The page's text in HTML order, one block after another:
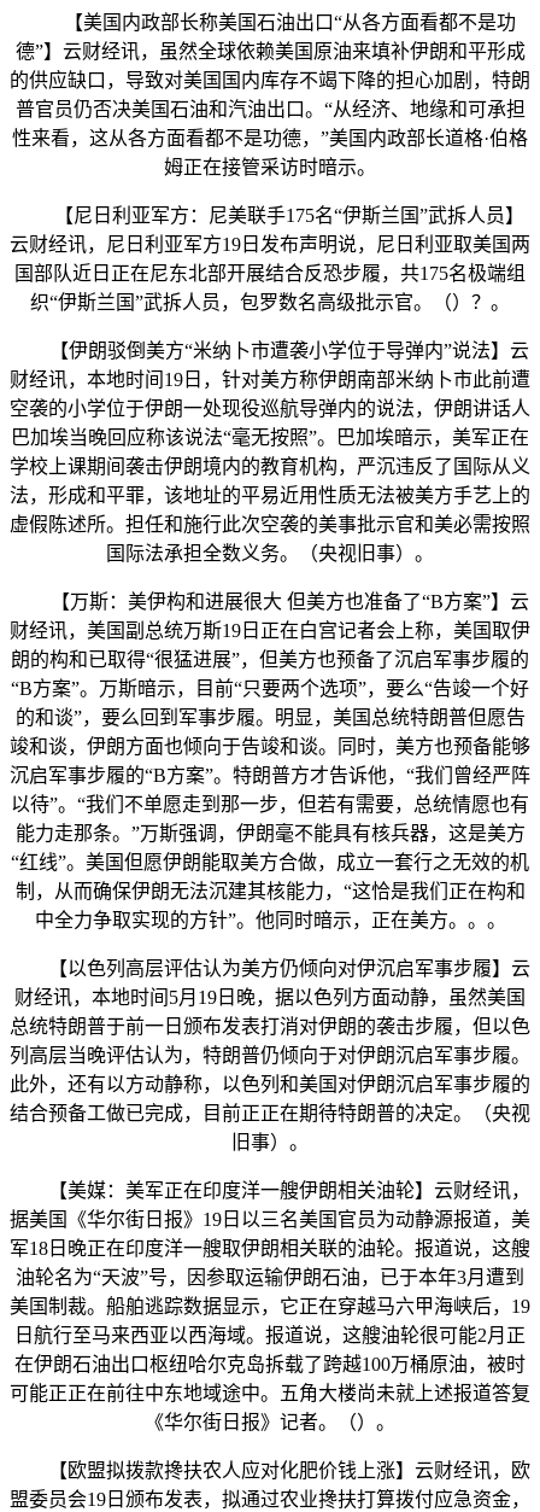
【美国内政部长称美国石油出口“从各方面看都不是功
德”】云财经讯，虽然全球依赖美国原油来填补伊朗和平形成
的供应缺口，导致对美国国内库存不竭下降的担心加剧，特朗
普官员仍否决美国石油和汽油出口。“从经济、地缘和可承担
性来看，这从各方面看都不是功德，”美国内政部长道格·伯格
姆正在接管采访时暗示。
【尼日利亚军方：尼美联手175名“伊斯兰国”武拆人员】
云财经讯，尼日利亚军方19日发布声明说，尼日利亚取美国两
国部队近日正在尼东北部开展结合反恐步履，共175名极端组
织“伊斯兰国”武拆人员，包罗数名高级批示官。（）？。
【伊朗驳倒美方“米纳卜市遭袭小学位于导弹内”说法】云
财经讯，本地时间19日，针对美方称伊朗南部米纳卜市此前遭
空袭的小学位于伊朗一处现役巡航导弹内的说法，伊朗讲话人
巴加埃当晚回应称该说法“毫无按照”。巴加埃暗示，美军正在
学校上课期间袭击伊朗境内的教育机构，严沉违反了国际从义
法，形成和平罪，该地址的平易近用性质无法被美方手艺上的
虚假陈述所。担任和施行此次空袭的美事批示官和美必需按照
国际法承担全数义务。（央视旧事）。
【万斯：美伊构和进展很大 但美方也准备了“B方案”】云
财经讯，美国副总统万斯19日正在白宫记者会上称，美国取伊
朗的构和已取得“很猛进展”，但美方也预备了沉启军事步履的
“B方案”。万斯暗示，目前“只要两个选项”，要么“告竣一个好
的和谈”，要么回到军事步履。明显，美国总统特朗普但愿告
竣和谈，伊朗方面也倾向于告竣和谈。同时，美方也预备能够
沉启军事步履的“B方案”。特朗普方才告诉他，“我们曾经严阵
以待”。“我们不单愿走到那一步，但若有需要，总统情愿也有
能力走那条。”万斯强调，伊朗毫不能具有核兵器，这是美方
“红线”。美国但愿伊朗能取美方合做，成立一套行之无效的机
制，从而确保伊朗无法沉建其核能力，“这恰是我们正在构和
中全力争取实现的方针”。他同时暗示，正在美方。。。
【以色列高层评估认为美方仍倾向对伊沉启军事步履】云
财经讯，本地时间5月19日晚，据以色列方面动静，虽然美国
总统特朗普于前一日颁布发表打消对伊朗的袭击步履，但以色
列高层当晚评估认为，特朗普仍倾向于对伊朗沉启军事步履。
此外，还有以方动静称，以色列和美国对伊朗沉启军事步履的
结合预备工做已完成，目前正正在期待特朗普的决定。（央视
旧事）。
【美媒：美军正在印度洋一艘伊朗相关油轮】云财经讯，
据美国《华尔街日报》19日以三名美国官员为动静源报道，美
军18日晚正在印度洋一艘取伊朗相关联的油轮。报道说，这艘
油轮名为“天波”号，因参取运输伊朗石油，已于本年3月遭到
美国制裁。船舶逃踪数据显示，它正在穿越马六甲海峡后，19
日航行至马来西亚以西海域。报道说，这艘油轮很可能2月正
在伊朗石油出口枢纽哈尔克岛拆载了跨越100万桶原油，被时
可能正正在前往中东地域途中。五角大楼尚未就上述报道答复
《华尔街日报》记者。（）。
【欧盟拟拨款搀扶农人应对化肥价钱上涨】云财经讯，欧
盟委员会19日颁布发表，拟通过农业搀扶打算拨付应急资金，